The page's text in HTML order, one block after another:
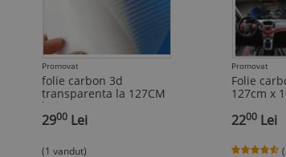
Promovat
folie carbon 3d
transparenta la 127CM
latime pe 50cm
2900 Lei
(1 vandut)
Promovat
Folie
127cm x
2200 Lei